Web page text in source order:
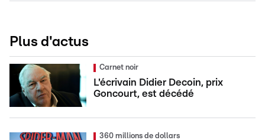
Plus d'actus
Carnet noir
L'écrivain Didier Decoin, prix
Goncourt, est décédé
360 millions de dollars